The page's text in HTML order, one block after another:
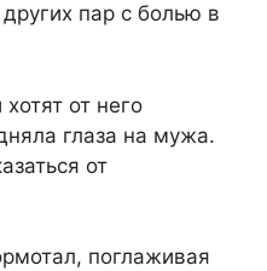
пар с болью в
от него
глаза на мужа.
от
поглаживая